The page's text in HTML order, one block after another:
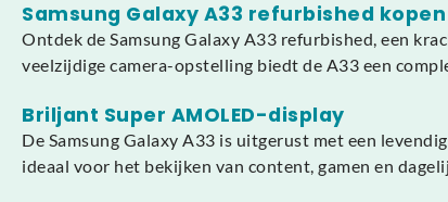
Samsung Galaxy A33 refurbished kopen
Ontdek de Samsung Galaxy A33 refurbished, een
veelzijdige camera-opstelling biedt de A33 een
Briljant Super AMOLED-display
De Samsung Galaxy A33 is uitgerust met een
ideaal voor het bekijken van content, gamen en